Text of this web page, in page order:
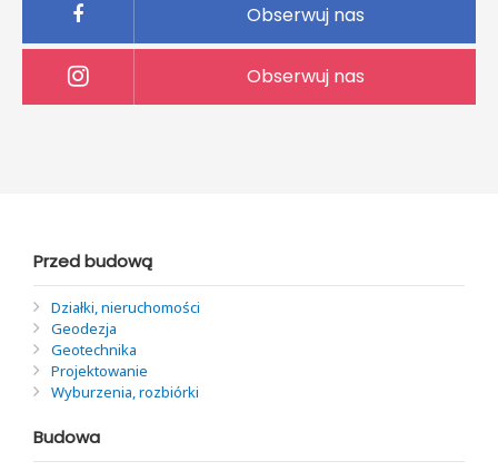
Obserwuj nas
Obserwuj nas
Przed budową
Działki, nieruchomości
Geodezja
Geotechnika
Projektowanie
Wyburzenia, rozbiórki
Budowa